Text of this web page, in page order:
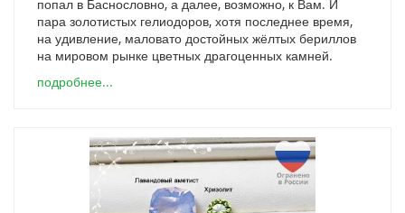
попал в Баснословно, а далее, возможно, к Вам. И
пара золотистых гелиодоров, хотя последнее время,
на удивление, маловато достойных жёлтых бериллов
на мировом рынке цветных драгоценных камней.
подробнее...